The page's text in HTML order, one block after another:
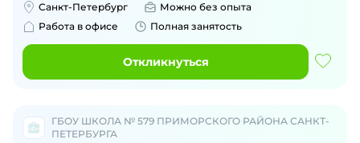
Санкт-Петербург
Можно без опыта
Работа в офисе
Полная занятость
Откликнуться
ГБОУ ШКОЛА № 579 ПРИМОРСКОГО РАЙОНА САНКТ-
ПЕТЕРБУРГА